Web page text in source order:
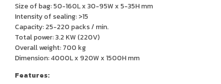
Size of bag: 50-160L x 30-95W x 5-35H mm
Intensity of sealing: >15
Capacity: 25-220 packs / min.
Total power: 3.2 KW (220V)
Overall weight: 700 kg
Dimension: 4000L x 920W x 1500H mm
Features: